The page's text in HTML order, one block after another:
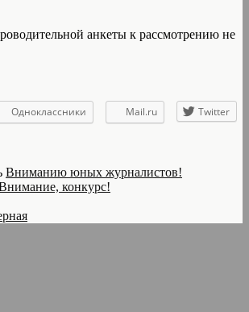
анкеты к рассмотрению не
Одноклассники Mail.ru
Twitter
Вниманию юных журналистов!
конкурс!